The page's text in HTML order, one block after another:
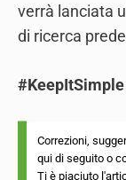
verrà lanciata
di ricerca
#KeepItSimple
Correzioni,
qui di seguito o
Ti è piaciuto